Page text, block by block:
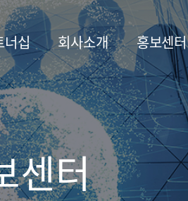
너십 회사소개 홍보센터
센터